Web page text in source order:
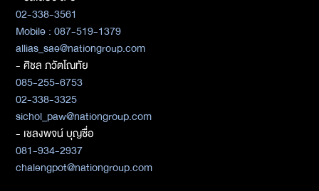
02-338-3561
Mobile : 087-519-1379
allias_sae@nationgroup.com
- ศิชล ภวัตโณทัย
085-255-6753
02-338-3325
sichol_paw@nationgroup.com
- เชลงพจน์ บุญซื่อ
081-934-2937
chalengpot@nationgroup.com